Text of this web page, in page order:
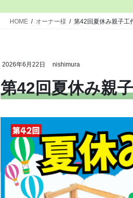
HOME オーナー様 第42回夏休み親子工
2026年6月22日 nishimura
第42回夏休み親